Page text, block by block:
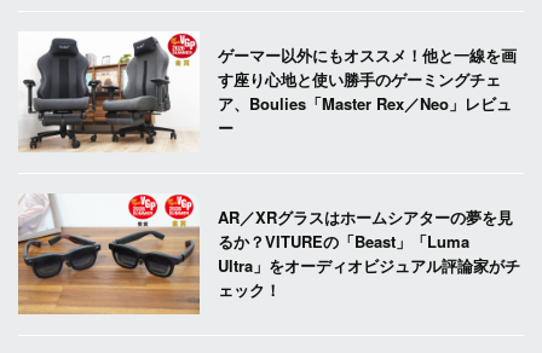
ゲーマー以外にもオススメ！他と一線を画
す座り心地と使い勝手のゲーミングチェ
ア、Boulies「Master Rex／Neo」レビュ
ー
AR／XRグラスはホームシアターの夢を見
るか？VITUREの「Beast」「Luma
Ultra」をオーディオビジュアル評論家がチ
ェック！